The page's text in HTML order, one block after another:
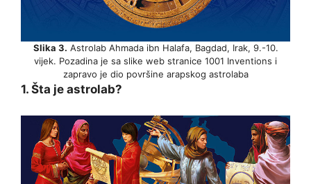
Slika 3. Astrolab Ahmada ibn Halafa, Bagdad, Irak, 9.-10.
vijek. Pozadina je sa slike web stranice 1001 Inventions i
zapravo je dio površine arapskog astrolaba
1. Šta je astrolab?